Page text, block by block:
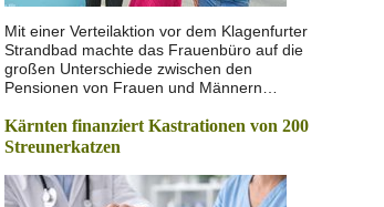
Mit einer Verteilaktion vor dem Klagenfurter
Strandbad machte das Frauenbüro auf die
großen Unterschiede zwischen den
Pensionen von Frauen und Männern…
Kärnten finanziert Kastrationen von 200
Streunerkatzen